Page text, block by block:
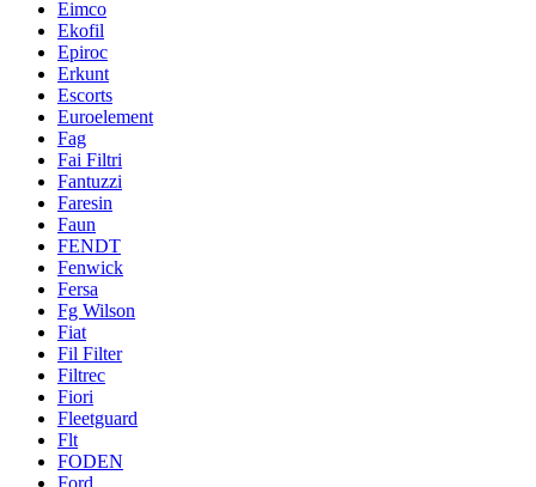
Eimco
Ekofil
Epiroc
Erkunt
Escorts
Euroelement
Fag
Fai Filtri
Fantuzzi
Faresin
Faun
FENDT
Fenwick
Fersa
Fg Wilson
Fiat
Fil Filter
Filtrec
Fiori
Fleetguard
Flt
FODEN
Ford